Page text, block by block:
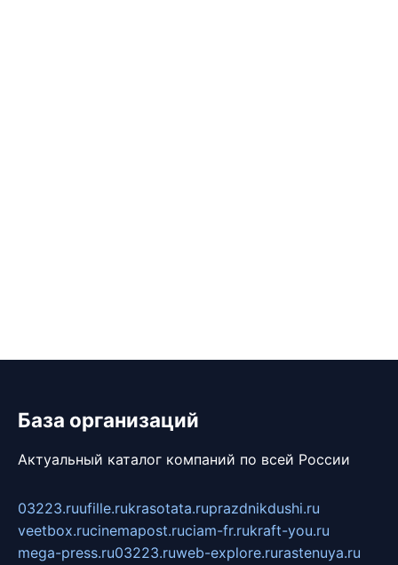
База организаций
Актуальный каталог компаний по всей России
03223.ruufille.rukrasotata.ruprazdnikdushi.ru
veetbox.rucinemapost.ruciam-fr.rukraft-you.ru
mega-press.ru03223.ruweb-explore.rurastenuya.ru